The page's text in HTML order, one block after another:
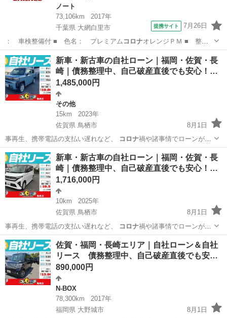
ノート
73,106km
2017年
千葉県 大網白里市
提携サイト 7月26日
： 車検整備付 ■ 色名： プレミアム コロナオレンジＰＭ ■ 整
備： 整備付 ■ …
千葉 大網白里市 ノート
新車・新古車の自社ローン｜福岡・佐賀・長
崎｜債務整理中、自己破産直後でも安心！…
1,485,000円
その他
15km
2023年
佐賀県 鳥栖市
8月1日
事再生、携帯電話の支払い遅れなど、
コロナ禍や諸事情でローンが組
めなくなった方の…
佐賀 鳥栖市 その他 車両
新車・新古車の自社ローン｜福岡・佐賀・長
崎｜債務整理中、自己破産直後でも安心！…
1,716,000円
10km
2025年
佐賀県 鳥栖市
8月1日
事再生、携帯電話の支払い遅れなど、
コロナ禍や諸事情でローンが組
めなくなった方の…
佐賀 鳥栖市 ダイハツ 車両
佐賀・福岡・長崎エリア｜自社ローン＆自社
リース 債務整理中、自己破産直後でも安…
890,000円
N-BOX
78,300km
2017年
福岡県 大野城市
8月1日